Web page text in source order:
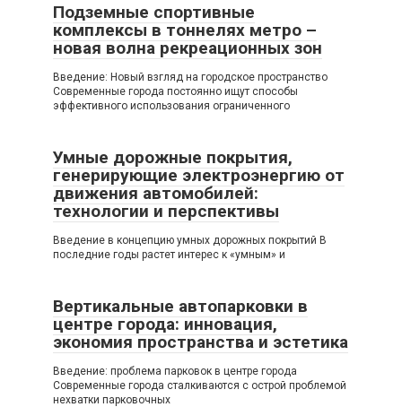
Подземные спортивные
комплексы в тоннелях метро –
новая волна рекреационных зон
Введение: Новый взгляд на городское пространство
Современные города постоянно ищут способы
эффективного использования ограниченного
Умные дорожные покрытия,
генерирующие электроэнергию от
движения автомобилей:
технологии и перспективы
Введение в концепцию умных дорожных покрытий В
последние годы растет интерес к «умным» и
Вертикальные автопарковки в
центре города: инновация,
экономия пространства и эстетика
Введение: проблема парковок в центре города
Современные города сталкиваются с острой проблемой
нехватки парковочных